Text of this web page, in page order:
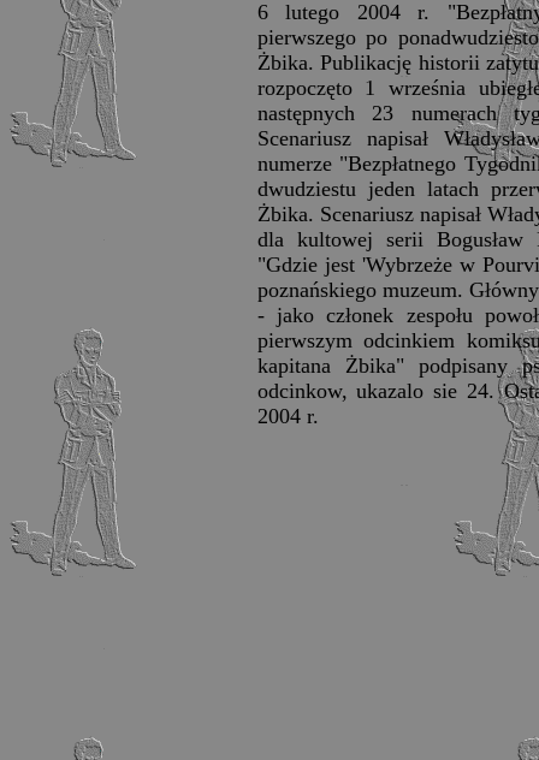
6 lutego 2004 r.
pierwszego po
Żbika. Publikację historii
rozpoczęto 1 września
następnych 23 numerach
Scenariusz napisał
numerze "Bezpłatnego
dwudziestu jeden latach
Żbika. Scenariusz napisał
dla kultowej serii Bogusław
"Gdzie jest 'Wybrzeże w
poznańskiego muzeum.
- jako członek zespołu
pierwszym odcinkiem
kapitana Żbika" podpisany
odcinkow, ukazalo sie 24.
2004 r.